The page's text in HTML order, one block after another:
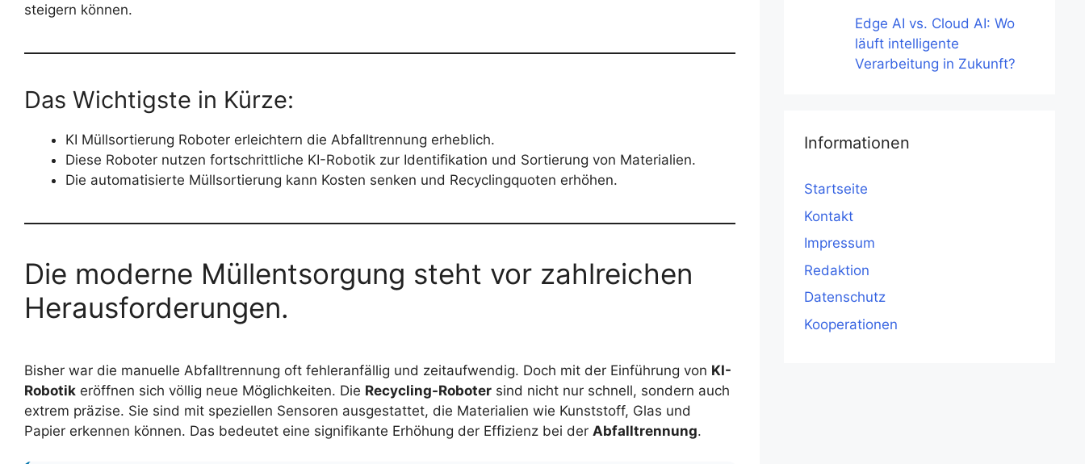
steigern können.
Das Wichtigste in Kürze:
KI Müllsortierung Roboter erleichtern die Abfalltrennung erheblich.
Diese Roboter nutzen fortschrittliche KI-Robotik zur Identifikation und Sortierung von Materialien.
Die automatisierte Müllsortierung kann Kosten senken und Recyclingquoten erhöhen.
Die moderne Müllentsorgung steht vor zahlreichen
Herausforderungen.
Bisher war die manuelle Abfalltrennung oft fehleranfällig und zeitaufwendig. Doch mit der Einführung von KI-
Robotik eröffnen sich völlig neue Möglichkeiten. Die Recycling-Roboter sind nicht nur schnell, sondern auch
extrem präzise. Sie sind mit speziellen Sensoren ausgestattet, die Materialien wie Kunststoff, Glas und
Papier erkennen können. Das bedeutet eine signifikante Erhöhung der Effizienz bei der Abfalltrennung.
Edge AI vs. Cloud AI: Wo
läuft intelligente
Verarbeitung in Zukunft?
Informationen
Startseite
Kontakt
Impressum
Redaktion
Datenschutz
Kooperationen